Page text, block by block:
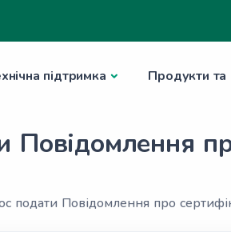
підтримка Продукти та
Повідомлення
подати Повідомлення про